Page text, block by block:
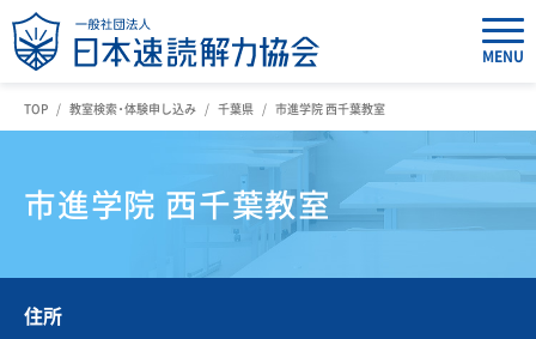
MENU
TOP 教室検索・体験申し込み 千葉県 市進学院 西千葉教室
市進学院 西千葉教室
住所